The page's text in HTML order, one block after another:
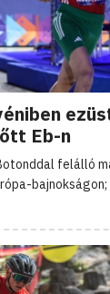
Eb-n
felálló
bajnokságon;